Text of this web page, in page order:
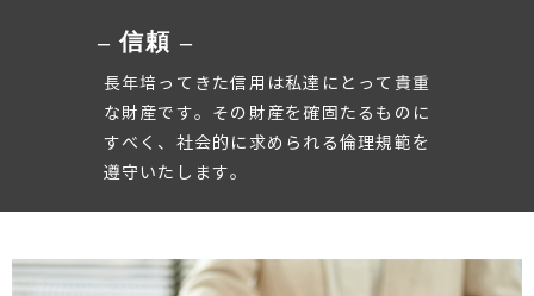
– 信頼 –
長年培ってきた信用は私達にとって貴重
な財産です。その財産を確固たるものに
すべく、社会的に求められる倫理規範を
遵守いたします。